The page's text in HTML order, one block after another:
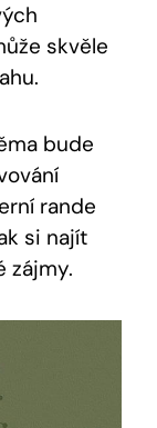
skvěle
bude
rande
si najít
zájmy.